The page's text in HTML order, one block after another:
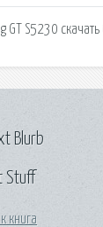
GT S5230
Stuff
книга
Blurb